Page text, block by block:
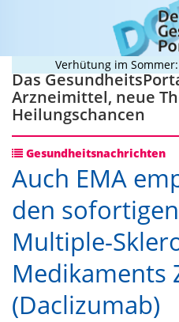
Verhütung im Sommer:
Das
Arzneimittel, neue
Heilungschancen
Gesundheitsnachrichten
Auch EMA
den
Multiple-
Medikaments
(Daclizumab)